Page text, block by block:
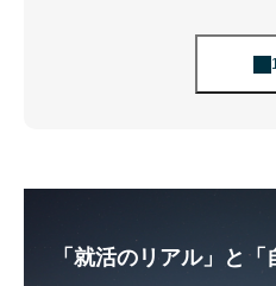
「就活のリアル」と